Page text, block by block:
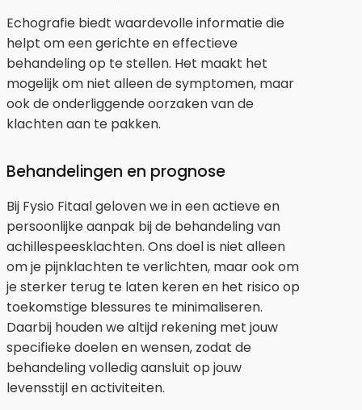
Echografie biedt waardevolle informatie die
helpt om een gerichte en effectieve
behandeling op te stellen. Het maakt het
mogelijk om niet alleen de symptomen, maar
ook de onderliggende oorzaken van de
klachten aan te pakken.
Behandelingen en prognose
Bij Fysio Fitaal geloven we in een actieve en
persoonlijke aanpak bij de behandeling van
achillespeesklachten. Ons doel is niet alleen
om je pijnklachten te verlichten, maar ook om
je sterker terug te laten keren en het risico op
toekomstige blessures te minimaliseren.
Daarbij houden we altijd rekening met jouw
specifieke doelen en wensen, zodat de
behandeling volledig aansluit op jouw
levensstijl en activiteiten.